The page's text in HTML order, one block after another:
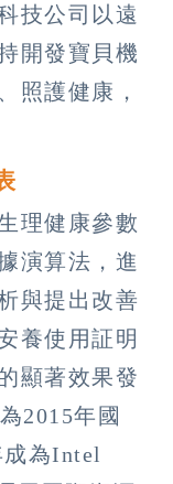
技公司以遠
開發寶貝機
照護健康，
理健康參數
演算法，進
與提出改善
養使用証明
顯著效果發
2015年國
成為Intel